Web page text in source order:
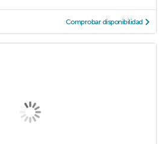
Comprobar disponibilidad